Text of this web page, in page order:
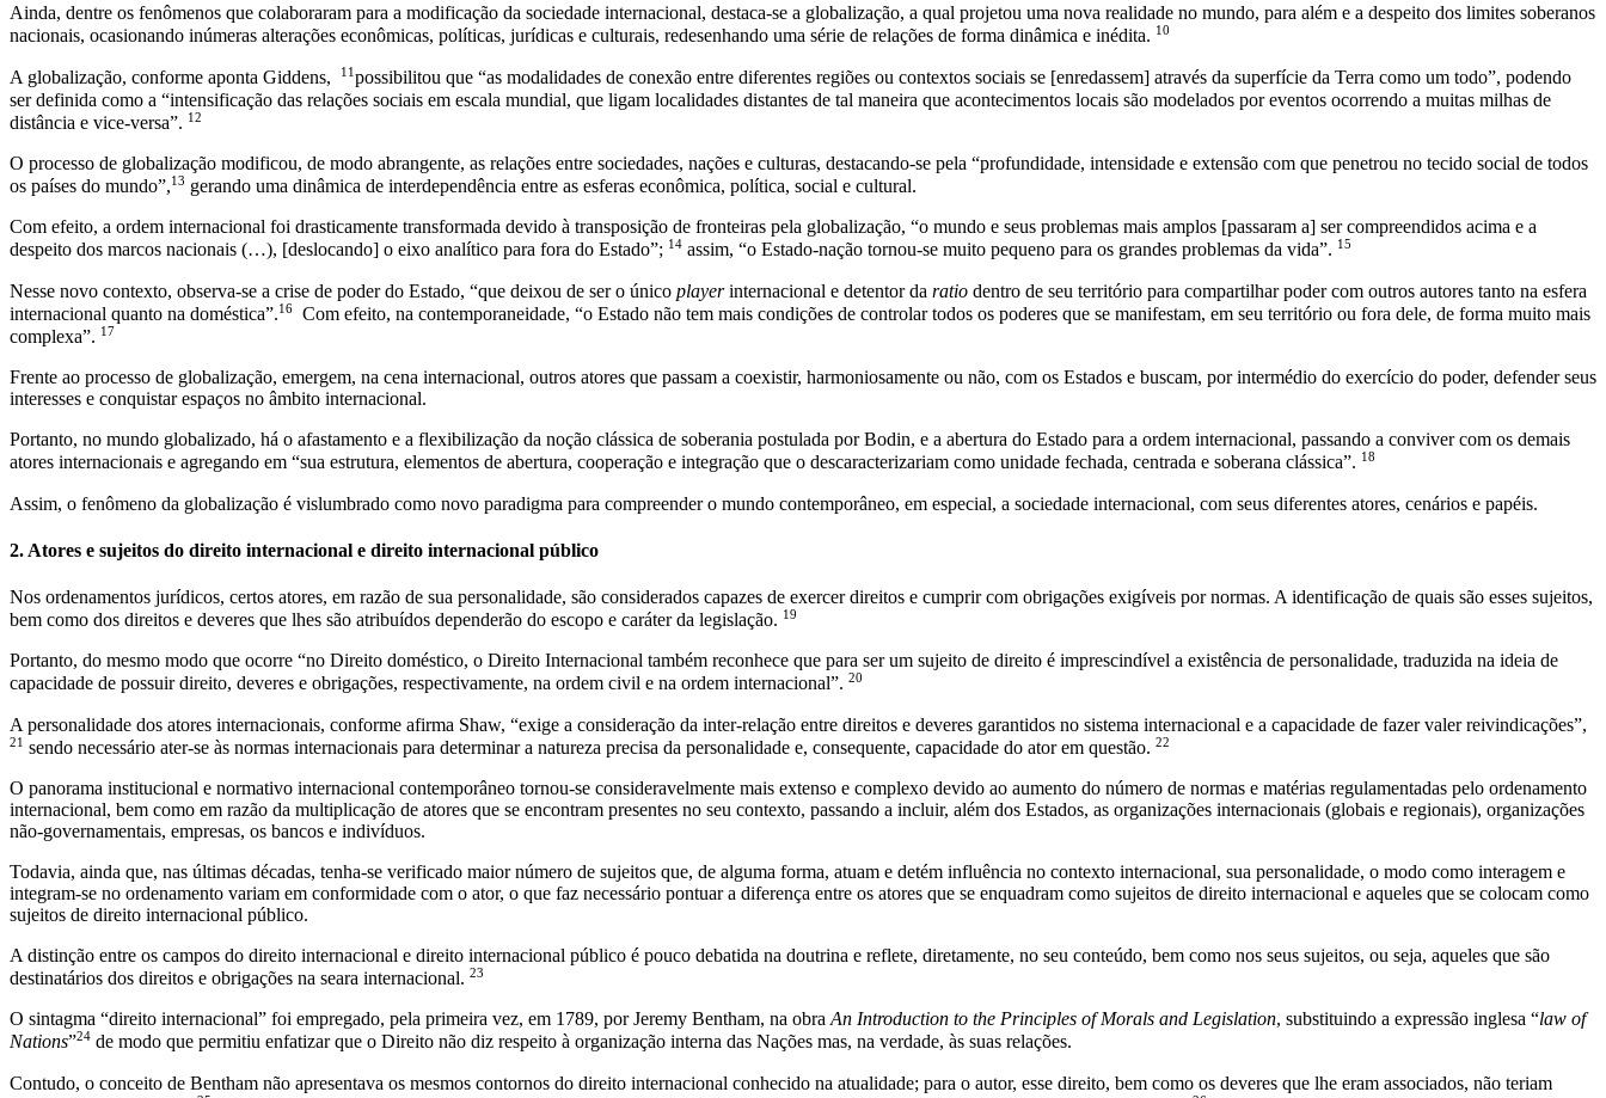
Ainda, dentre os fenômenos que colaboraram para a modificação da sociedade internacional, destaca-se a globalização, a qual projetou uma nova realidade no mundo, para além e a despeito dos limites soberanos
nacionais, ocasionando inúmeras alterações econômicas, políticas, jurídicas e culturais, redesenhando uma série de relações de forma dinâmica e inédita. 10
A globalização, conforme aponta Giddens, 11possibilitou que “as modalidades de conexão entre diferentes regiões ou contextos sociais se [enredassem] através da superfície da Terra como um todo”, podendo
ser definida como a “intensificação das relações sociais em escala mundial, que ligam localidades distantes de tal maneira que acontecimentos locais são modelados por eventos ocorrendo a muitas milhas de
distância e vice-versa”. 12
O processo de globalização modificou, de modo abrangente, as relações entre sociedades, nações e culturas, destacando-se pela “profundidade, intensidade e extensão com que penetrou no tecido social de todos
os países do mundo”,13 gerando uma dinâmica de interdependência entre as esferas econômica, política, social e cultural.
Com efeito, a ordem internacional foi drasticamente transformada devido à transposição de fronteiras pela globalização, “o mundo e seus problemas mais amplos [passaram a] ser compreendidos acima e a
despeito dos marcos nacionais (…), [deslocando] o eixo analítico para fora do Estado”; 14 assim, “o Estado-nação tornou-se muito pequeno para os grandes problemas da vida”. 15
Nesse novo contexto, observa-se a crise de poder do Estado, “que deixou de ser o único playerinternacional e detentor da ratio dentro de seu território para compartilhar poder com outros autores tanto na esfera
internacional quanto na doméstica”.16
Com efeito, na contemporaneidade, “o Estado não tem mais condições de controlar todos os poderes que se manifestam, em seu território ou fora dele, de forma muito mais
complexa”. 17
Frente ao processo de globalização, emergem, na cena internacional, outros atores que passam a coexistir, harmoniosamente ou não, com os Estados e buscam, por intermédio do exercício do poder, defender seus
interesses e conquistar espaços no âmbito internacional.
Portanto, no mundo globalizado, há o afastamento e a flexibilização da noção clássica de soberania postulada por Bodin, e a abertura do Estado para a ordem internacional, passando a conviver com os demais
atores internacionais e agregando em “sua estrutura, elementos de abertura, cooperação e integração que o descaracterizariam como unidade fechada, centrada e soberana clássica”. 18
Assim, o fenômeno da globalização é vislumbrado como novo paradigma para compreender o mundo contemporâneo, em especial, a sociedade internacional, com seus diferentes atores, cenários e papéis.
2. Atores e sujeitos do direito internacional e direito internacional público
Nos ordenamentos jurídicos, certos atores, em razão de sua personalidade, são considerados capazes de exercer direitos e cumprir com obrigações exigíveis por normas. A identificação de quais são esses sujeitos,
bem como dos direitos e deveres que lhes são atribuídos dependerão do escopo e caráter da legislação. 19
Portanto, do mesmo modo que ocorre “no Direito doméstico, o Direito Internacional também reconhece que para ser um sujeito de direito é imprescindível a existência de personalidade, traduzida na ideia de
capacidade de possuir direito, deveres e obrigações, respectivamente, na ordem civil e na ordem internacional”. 20
A personalidade dos atores internacionais, conforme afirma Shaw, “exige a consideração da inter-relação entre direitos e deveres garantidos no sistema internacional e a capacidade de fazer valer reivindicações”,
21 sendo necessário ater-se às normas internacionais para determinar a natureza precisa da personalidade e, consequente, capacidade do ator em questão. 22
O panorama institucional e normativo internacional contemporâneo tornou-se consideravelmente mais extenso e complexo devido ao aumento do número de normas e matérias regulamentadas pelo ordenamento
internacional, bem como em razão da multiplicação de atores que se encontram presentes no seu contexto, passando a incluir, além dos Estados, as organizações internacionais (globais e regionais), organizações
não-governamentais, empresas, os bancos e indivíduos.
Todavia, ainda que, nas últimas décadas, tenha-se verificado maior número de sujeitos que, de alguma forma, atuam e detém influência no contexto internacional, sua personalidade, o modo como interagem e
integram-se no ordenamento variam em conformidade com o ator, o que faz necessário pontuar a diferença entre os atores que se enquadram como sujeitos de direito internacional e aqueles que se colocam como
sujeitos de direito internacional público.
A distinção entre os campos do direito internacional e direito internacional público é pouco debatida na doutrina e reflete, diretamente, no seu conteúdo, bem como nos seus sujeitos, ou seja, aqueles que são
destinatários dos direitos e obrigações na seara internacional. 23
O sintagma “direito internacional” foi empregado, pela primeira vez, em 1789, por Jeremy Bentham, na obraAn Introduction to the Principles of Morals and Legislation, substituindo a expressão inglesa “law of
Nations”24 de modo que permitiu enfatizar que o Direito não diz respeito à organização interna das Nações mas, na verdade, às suas relações.
Contudo, o conceito de Bentham não apresentava os mesmos contornos do direito internacional conhecido na atualidade; para o autor, esse direito, bem como os deveres que lhe eram associados, não teriam